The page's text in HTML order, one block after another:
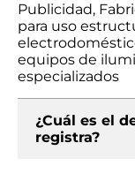
Publicidad,
para uso
equipos de
especializados
¿Cuál es el
registra?